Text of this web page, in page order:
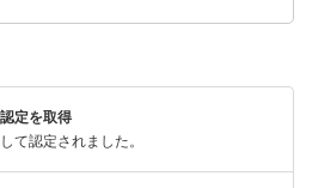
定を取得
て認定されました。